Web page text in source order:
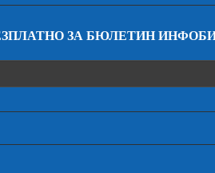
ЗА БЮЛЕТИН